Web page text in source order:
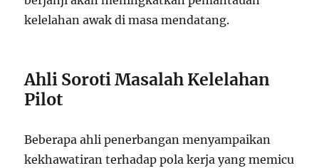
kelelahan awak di masa mendatang.
Ahli Soroti Masalah Kelelahan
Pilot
Beberapa ahli penerbangan menyampaikan
kekhawatiran terhadap pola kerja yang memicu